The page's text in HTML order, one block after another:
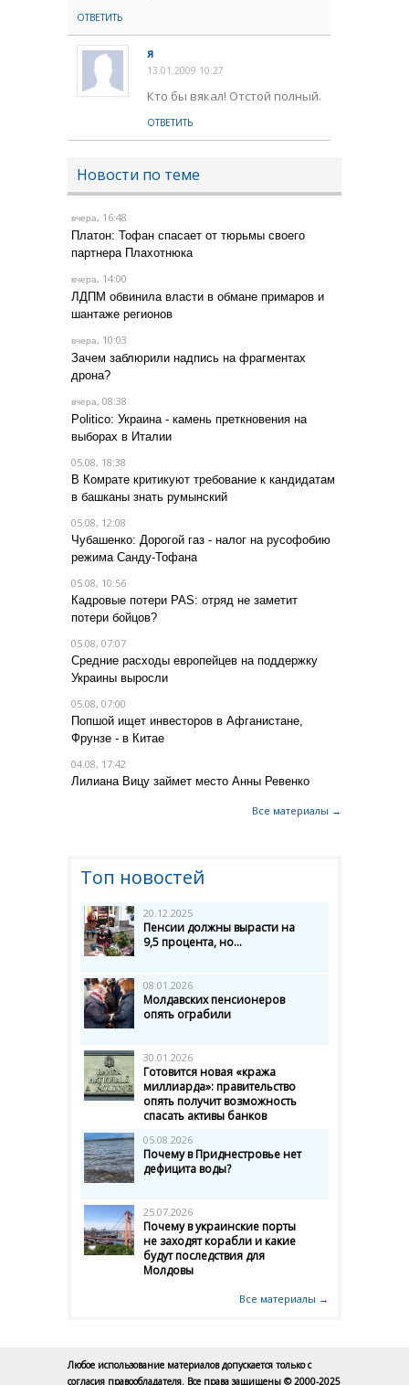
ОТВЕТИТЬ
я
13.01.2009 10:27
Кто бы вякал! Отстой полный.
ОТВЕТИТЬ
Новости по теме
вчера, 16:48
Платон: Тофан спасает от тюрьмы своего
партнера Плахотнюка
вчера, 14:00
ЛДПМ обвинила власти в обмане примаров и
шантаже регионов
вчера, 10:03
Зачем заблюрили надпись на фрагментах
дрона?
вчера, 08:38
Politico: Украина - камень преткновения на
выборах в Италии
05.08, 18:38
В Комрате критикуют требование к кандидатам
в башканы знать румынский
05.08, 12:08
Чубашенко: Дорогой газ - налог на русофобию
режима Санду-Тофана
05.08, 10:56
Кадровые потери PAS: отряд не заметит
потери бойцов?
05.08, 07:07
Средние расходы европейцев на поддержку
Украины выросли
05.08, 07:00
Попшой ищет инвесторов в Афганистане,
Фрунзе - в Китае
04.08, 17:42
Лилиана Вицу займет место Анны Ревенко
Все материалы →
Топ новостей
20.12.2025
Пенсии должны вырасти на
9,5 процента, но...
08.01.2026
Молдавских пенсионеров
опять ограбили
30.01.2026
Готовится новая «кража
миллиарда»: правительство
опять получит возможность
спасать активы банков
05.08.2026
Почему в Приднестровье нет
дефицита воды?
25.07.2026
Почему в украинские порты
не заходят корабли и какие
будут последствия для
Молдовы
Все материалы →
Любое использование материалов допускается только с
согласия правообладателя. Все права защищены © 2000-2025